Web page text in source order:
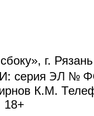
г.
серия ЭЛ №
К.М.
sends e-mail)
18+